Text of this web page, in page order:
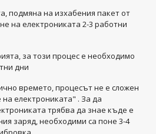
подмяна на изхабения пакет от
на електрониката 2-3 работни
за този процес е необходимо
дни
времето, процесът не е сложен
електрониката" . За да
трябва да знае къде е
заряд, необходими са поне 3-4